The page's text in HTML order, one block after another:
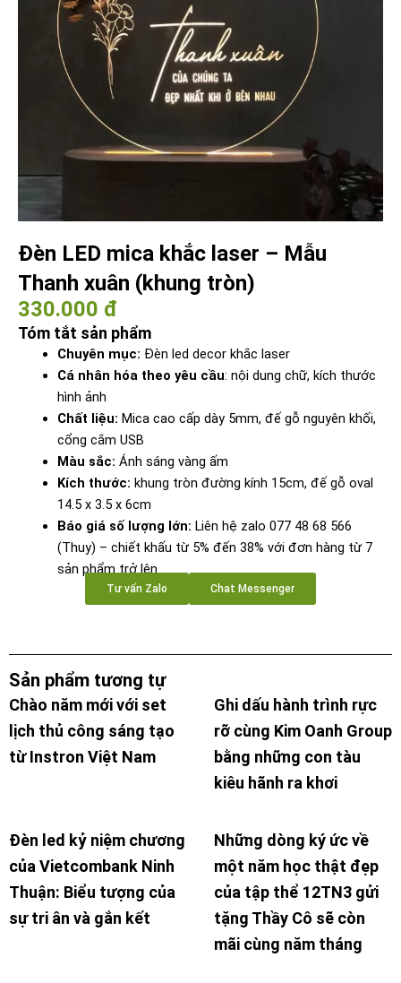
Đèn LED mica khắc laser – Mẫu
Thanh xuân (khung tròn)
330.000 đ
Tóm tắt sản phẩm
Chuyên mục: Đèn led decor khắc laser
Cá nhân hóa theo yêu cầu: nội dung chữ, kích thước
hình ảnh
Chất liệu: Mica cao cấp dày 5mm, đế gỗ nguyên khối,
cổng cắm USB
Màu sắc: Ánh sáng vàng ấm
Kích thước: khung tròn đường kính 15cm, đế gỗ oval
14.5 x 3.5 x 6cm
Báo giá số lượng lớn: Liên hệ zalo 077 48 68 566
(Thuy) – chiết khấu từ 5% đến 38% với đơn hàng từ 7
sản phẩm trở lên
Tư vấn Zalo Chat Messenger
Sản phẩm tương tự
Chào năm mới với set
lịch thủ công sáng tạo
từ Instron Việt Nam
Ghi dấu hành trình rực
rỡ cùng Kim Oanh Group
bằng những con tàu
kiêu hãnh ra khơi
Đèn led kỷ niệm chương
của Vietcombank Ninh
Thuận: Biểu tượng của
sự tri ân và gắn kết
Những dòng ký ức về
một năm học thật đẹp
của tập thể 12TN3 gửi
tặng Thầy Cô sẽ còn
mãi cùng năm tháng